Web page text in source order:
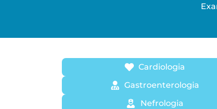
Cardiologia
Gastroenterologia
Nefrologia